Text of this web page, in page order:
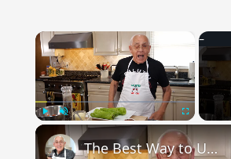
Unmute
The Best Way to Use Italian Frying Peppers